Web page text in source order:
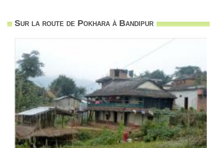
Sur la route de Pokhara à Bandipur